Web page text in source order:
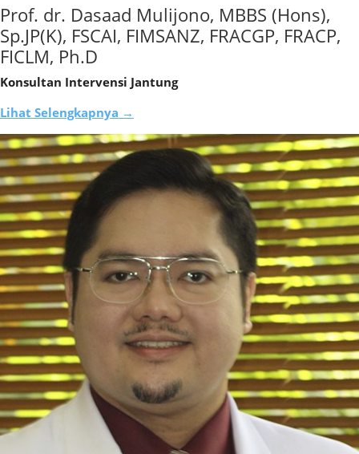
Prof. dr. Dasaad Mulijono, MBBS (Hons),
Sp.JP(K), FSCAI, FIMSANZ, FRACGP, FRACP,
FICLM, Ph.D
Konsultan Intervensi Jantung
Lihat Selengkapnya →